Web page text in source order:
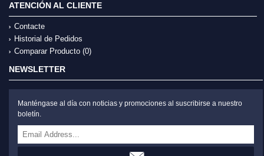
ATENCIÓN AL CLIENTE
Contacte
Historial de Pedidos
Comparar Producto (0)
NEWSLETTER
Manténgase al día con noticias y promociones al suscribirse a nuestro
boletín.